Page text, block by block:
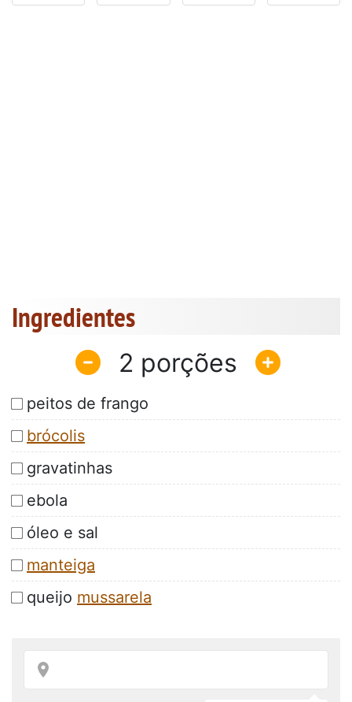
Ingredientes
2
peitos de frango
brócolis
gravatinhas
ebola
óleo e sal
manteiga
queijo mussarela